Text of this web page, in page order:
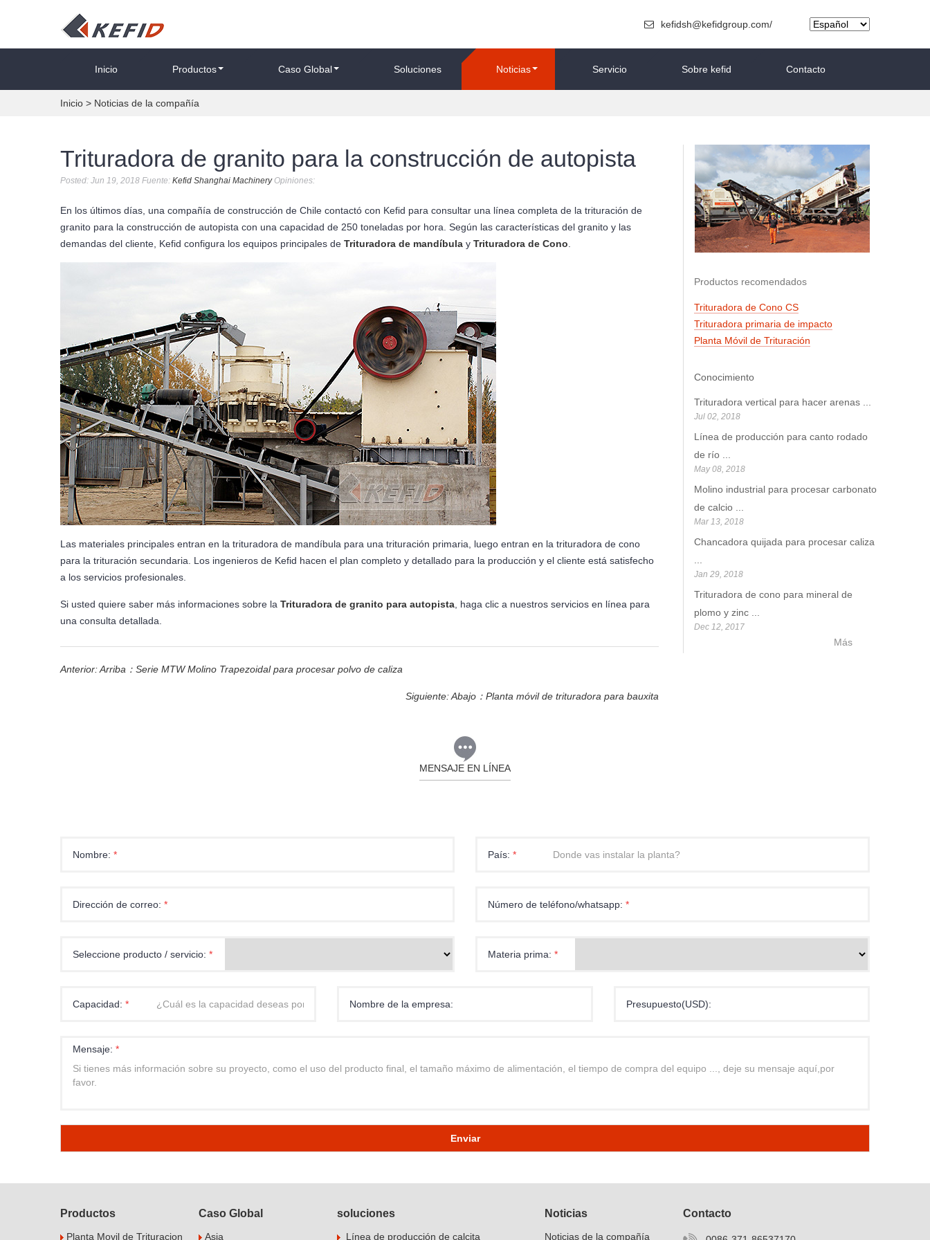
kefidsh@kefidgroup.com/
Inicio Productos Caso Global Soluciones Noticias Servicio Sobre kefid Contacto
Inicio > Noticias de la compañía
Trituradora de granito para la construcción de autopista
Posted: Jun 19, 2018 Fuente: Kefid Shanghai MachineryOpiniones:
En los últimos días, una compañía de construcción de Chile contactó con Kefid para consultar una línea completa de la trituración de
granito para la construcción de autopista con una capacidad de 250 toneladas por hora. Según las características del granito y las
demandas del cliente, Kefid configura los equipos principales de Trituradora de mandíbula y Trituradora de Cono
Las materiales principales entran en la trituradora de mandíbula para una trituración primaria, luego entran en la trituradora de cono
para la trituración secundaria. Los ingenieros de Kefid hacen el plan completo y detallado para la producción y el cliente está satisfecho
a los servicios profesionales.
Si usted quiere saber más informaciones sobre la Trituradora de granito para autopista , haga clic a nuestros servicios en línea para
una consulta detallada.
Anterior: Arriba： Serie MTW Molino Trapezoidal para procesar polvo de caliza
Siguiente: Abajo： Planta móvil de trituradora para bauxita
Productos recomendados
Trituradora de Cono CS
Trituradora primaria de impacto
Planta Móvil de Trituración
Conocimiento
Trituradora vertical para hacer arenas
Jul 02, 2018
Línea de producción para canto rodado
de río
May 08, 2018
Molino industrial para procesar carbonato
de calcio
Mar 13, 2018
Chancadora quijada para procesar caliza
Jan 29, 2018
Trituradora de cono para mineral de
plomo y zinc
Dec 12, 2017
Más
MENSAJE EN LÍNEA
Nombre: * País: *
Dirección de correo: * Número de teléfono/whatsapp: *
Seleccione producto / servicio: * Materia prima: *
Capacidad: * Nombre de la empresa: Presupuesto(USD):
Mensaje: *
Enviar
Productos
Planta Movil de Trituracion
Caso Global
Asia
soluciones
Línea de producción de calcita
Noticias
Noticias de la compañía
Contacto